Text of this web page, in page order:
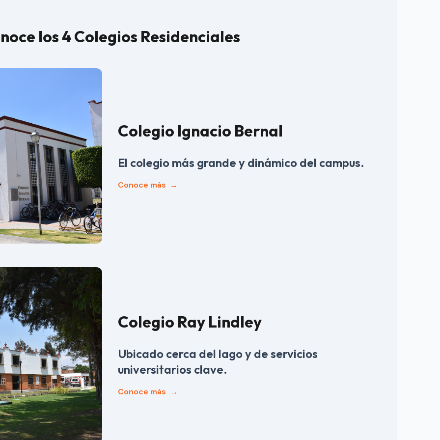
los 4 Colegios Residenciales
Colegio Ignacio Bernal
El colegio más grande y dinámico del campus.
Conoce más →
Colegio Ray Lindley
Ubicado cerca del lago y de servicios
universitarios clave.
Conoce más →